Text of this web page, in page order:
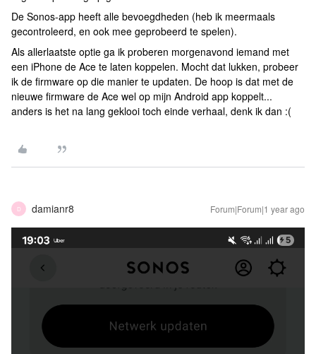
De Sonos-app heeft alle bevoegdheden (heb ik meermaals
gecontroleerd, en ook mee geprobeerd te spelen).
Als allerlaatste optie ga ik proberen morgenavond iemand met
een iPhone de Ace te laten koppelen. Mocht dat lukken, probeer
ik de firmware op die manier te updaten. De hoop is dat met de
nieuwe firmware de Ace wel op mijn Android app koppelt...
anders is het na lang geklooi toch einde verhaal, denk ik dan :(
D damianr8 Forum|Forum|1 year ago